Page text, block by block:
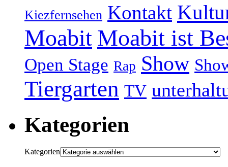
Kiezfernsehen Kontakt
Moabit Moabit ist
Open Stage Rap Show
Tiergarten TV
Kategorien
Kategorien